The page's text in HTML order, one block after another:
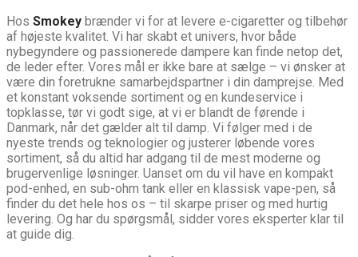
Hos Smokey brænder vi for at levere e-cigaretter og tilbehør
af højeste kvalitet. Vi har skabt et univers, hvor både
nybegyndere og passionerede dampere kan finde netop det,
de leder efter. Vores mål er ikke bare at sælge – vi ønsker at
være din foretrukne samarbejdspartner i din damprejse. Med
et konstant voksende sortiment og en kundeservice i
topklasse, tør vi godt sige, at vi er blandt de førende i
Danmark, når det gælder alt til damp. Vi følger med i de
nyeste trends og teknologier og justerer løbende vores
sortiment, så du altid har adgang til de mest moderne og
brugervenlige løsninger. Uanset om du vil have en kompakt
pod-enhed, en sub-ohm tank eller en klassisk vape-pen, så
finder du det hele hos os – til skarpe priser og med hurtig
levering. Og har du spørgsmål, sidder vores eksperter klar til
at guide dig.